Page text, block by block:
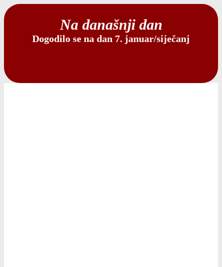
Na današnji dan
Dogodilo se na dan 7. januar/siječanj